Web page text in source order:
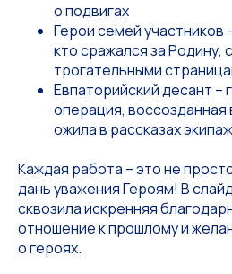
о подвигах
Герои семей участников
кто сражался за Родину,
трогательными
Евпаторийский десант –
операция, воссозданная
ожила в рассказах
Каждая работа – это не
дань уважения Героям! В
сквозила искренняя
отношение к прошлому и
о героях.